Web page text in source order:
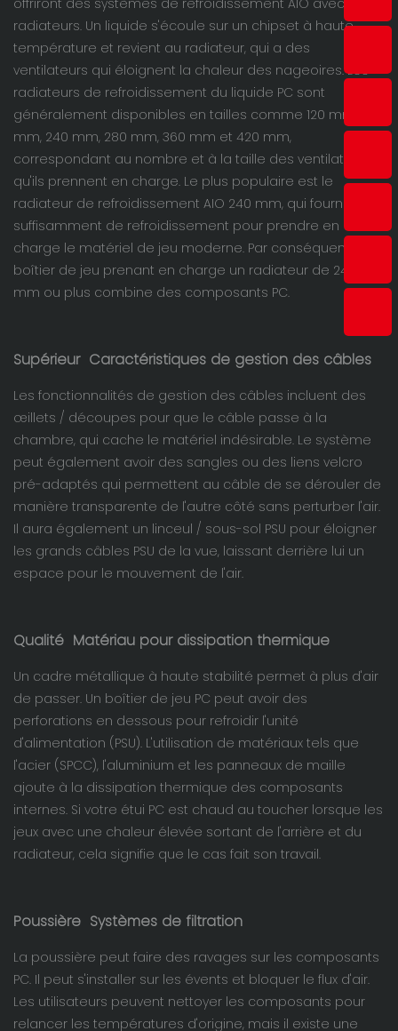
radiateurs. Un liquide s'écoule sur un chipset à haute
température et revient au radiateur, qui a des
ventilateurs qui éloignent la chaleur des nageoires. Les
radiateurs de refroidissement du liquide PC sont
généralement disponibles en tailles comme 120 mm, 140
mm, 240 mm, 280 mm, 360 mm et 420 mm,
correspondant au nombre et à la taille des ventilateurs
qu'ils prennent en charge. Le plus populaire est le
radiateur de refroidissement AIO 240 mm, qui fournit
suffisamment de refroidissement pour prendre en
charge le matériel de jeu moderne. Par conséquent, un
boîtier de jeu prenant en charge un radiateur de 240
mm ou plus combine des composants PC.
Supérieur Caractéristiques de gestion des câbles
Les fonctionnalités de gestion des câbles incluent des
œillets / découpes pour que le câble passe à la
chambre, qui cache le matériel indésirable. Le système
peut également avoir des sangles ou des liens velcro
pré-adaptés qui permettent au câble de se dérouler de
manière transparente de l'autre côté sans perturber l'air.
Il aura également un linceul / sous-sol PSU pour éloigner
les grands câbles PSU de la vue, laissant derrière lui un
espace pour le mouvement de l'air.
Qualité Matériau pour dissipation thermique
Un cadre métallique à haute stabilité permet à plus d'air
de passer. Un boîtier de jeu PC peut avoir des
perforations en dessous pour refroidir l'unité
d'alimentation (PSU). L'utilisation de matériaux tels que
l'acier (SPCC), l'aluminium et les panneaux de maille
ajoute à la dissipation thermique des composants
internes. Si votre étui PC est chaud au toucher lorsque les
jeux avec une chaleur élevée sortant de l'arrière et du
radiateur, cela signifie que le cas fait son travail.
Poussière Systèmes de filtration
La poussière peut faire des ravages sur les composants
PC. Il peut s'installer sur les évents et bloquer le flux d'air.
Les utilisateurs peuvent nettoyer les composants pour
relancer les températures d'origine, mais il existe une